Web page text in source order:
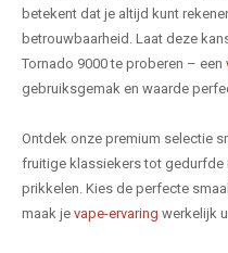
betekent dat je altijd kunt
betrouwbaarheid. Laat deze
Tornado 9000 te proberen – een
gebruiksgemak en waarde
Ontdek onze premium selectie
fruitige klassiekers tot gedurfde
prikkelen. Kies de perfecte
maak je vape-ervaring werkelijk